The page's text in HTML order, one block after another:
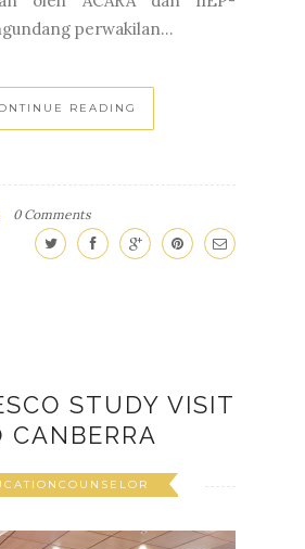
perwakilan...
READING
0 Comments
STUDY VISIT
CANBERRA